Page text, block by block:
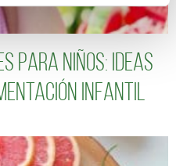
para niños: Ideas
infantil